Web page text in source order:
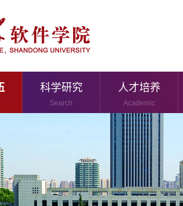
科学研究
Search
人才培养
Academic